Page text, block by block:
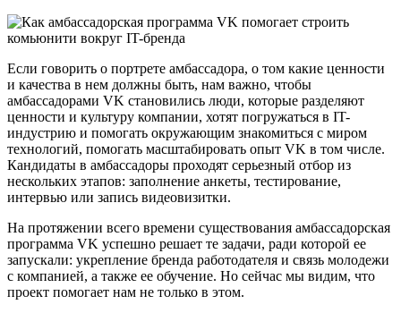
Если говорить о портрете амбассадора, о том какие ценности
и качества в нем должны быть, нам важно, чтобы
амбассадорами VK становились люди, которые разделяют
ценности и культуру компании, хотят погружаться в IT-
индустрию и помогать окружающим знакомиться с миром
технологий, помогать масштабировать опыт VK в том числе.
Кандидаты в амбассадоры проходят серьезный отбор из
нескольких этапов: заполнение анкеты, тестирование,
интервью или запись видеовизитки.
На протяжении всего времени существования амбассадорская
программа VK успешно решает те задачи, ради которой ее
запускали: укрепление бренда работодателя и связь молодежи
с компанией, а также ее обучение. Но сейчас мы видим, что
проект помогает нам не только в этом.